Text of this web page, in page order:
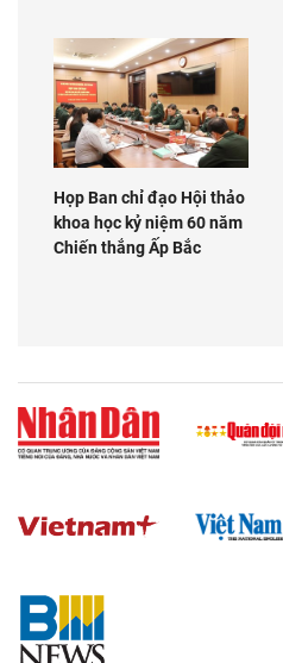
Họp Ban chỉ đạo Hội thảo
khoa học kỷ niệm 60 năm
Chiến thắng Ấp Bắc